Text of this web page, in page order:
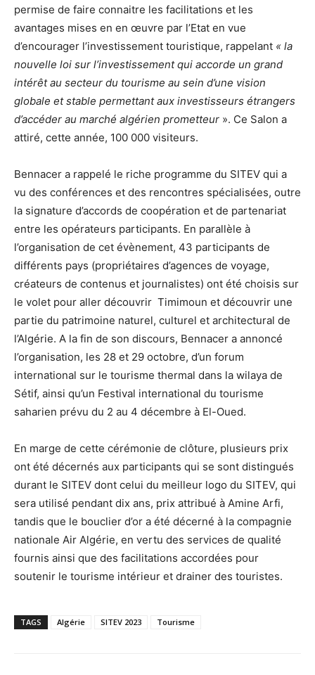
permise de faire connaitre les facilitations et les
avantages mises en en œuvre par l’Etat en vue
d’encourager l’investissement touristique, rappelant « la
nouvelle loi sur l’investissement qui accorde un grand
intérêt au secteur du tourisme au sein d’une vision
globale et stable permettant aux investisseurs étrangers
d’accéder au marché algérien prometteur ». Ce Salon a
attiré, cette année, 100 000 visiteurs.
Bennacer a rappelé le riche programme du SITEV qui a
vu des conférences et des rencontres spécialisées, outre
la signature d’accords de coopération et de partenariat
entre les opérateurs participants. En parallèle à
l’organisation de cet évènement, 43 participants de
différents pays (propriétaires d’agences de voyage,
créateurs de contenus et journalistes) ont été choisis sur
le volet pour aller découvrir Timimoun et découvrir une
partie du patrimoine naturel, culturel et architectural de
l’Algérie. A la fin de son discours, Bennacer a annoncé
l’organisation, les 28 et 29 octobre, d’un forum
international sur le tourisme thermal dans la wilaya de
Sétif, ainsi qu’un Festival international du tourisme
saharien prévu du 2 au 4 décembre à El-Oued.
En marge de cette cérémonie de clôture, plusieurs prix
ont été décernés aux participants qui se sont distingués
durant le SITEV dont celui du meilleur logo du SITEV, qui
sera utilisé pendant dix ans, prix attribué à Amine Arfi,
tandis que le bouclier d’or a été décerné à la compagnie
nationale Air Algérie, en vertu des services de qualité
fournis ainsi que des facilitations accordées pour
soutenir le tourisme intérieur et drainer des touristes.
TAGS Algérie SITEV 2023 Tourisme